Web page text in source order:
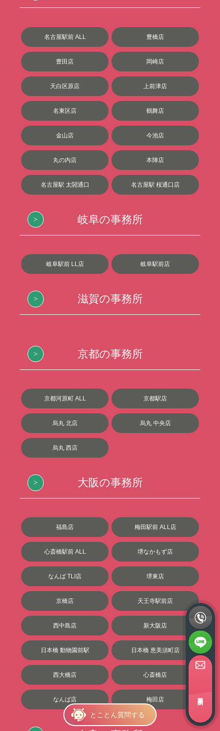
とことん質問する
名古屋駅前 ALL 豊橋店
豊田店 岡崎店
天白区原店 上前津店
名東区店 鶴舞店
金山店 今池店
丸の内店 本陣店
名古屋駅 太閤通口 名古屋駅 桜通口店
岐阜の事務所
岐阜駅前 LL店 岐阜駅前店
滋賀の事務所
京都の事務所
京都河原町 ALL 京都駅店
烏丸 北店 烏丸 中央店
烏丸 西店
大阪の事務所
福島店 梅田駅前 ALL店
心斎橋駅前 ALL 堺なかもず店
なんば TLI店 堺東店
京橋店 天王寺駅前店
西中島店 新大阪店
日本橋 動物園前駅 日本橋 恵美須町店
西大橋店 心斎橋店
なんば店 梅田店